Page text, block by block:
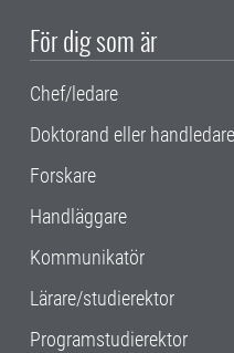
För dig som är
Chef/ledare
Doktorand eller handledare
Forskare
Handläggare
Kommunikatör
Lärare/studierektor
Programstudierektor